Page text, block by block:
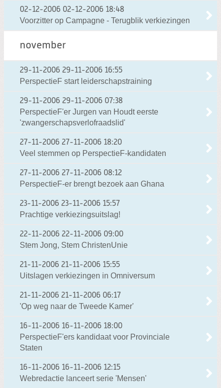
02-12-2006 02-12-2006 18:48
Voorzitter op Campagne - Terugblik verkiezingen
november
29-11-2006 29-11-2006 16:55
PerspectieF start leiderschapstraining
29-11-2006 29-11-2006 07:38
PerspectieF'er Jurgen van Houdt eerste
'zwangerschapsverlofraadslid'
27-11-2006 27-11-2006 18:20
Veel stemmen op PerspectieF-kandidaten
27-11-2006 27-11-2006 08:12
PerspectieF-er brengt bezoek aan Ghana
23-11-2006 23-11-2006 15:57
Prachtige verkiezingsuitslag!
22-11-2006 22-11-2006 09:00
Stem Jong, Stem ChristenUnie
21-11-2006 21-11-2006 15:55
Uitslagen verkiezingen in Omniversum
21-11-2006 21-11-2006 06:17
'Op weg naar de Tweede Kamer'
16-11-2006 16-11-2006 18:00
PerspectieF'ers kandidaat voor Provinciale
Staten
16-11-2006 16-11-2006 12:15
Webredactie lanceert serie 'Mensen'